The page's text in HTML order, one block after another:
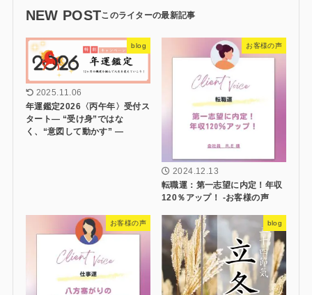
NEW POST
blog
2025.11.06
年運鑑定2026〈丙午年〉受付ス
タート― “受け身”ではな
く、“意図して動かす” ―
お客様の声
2024.12.13
転職運：第一志望に内定！年収
120％アップ！ -お客様の声
お客様の声 blog